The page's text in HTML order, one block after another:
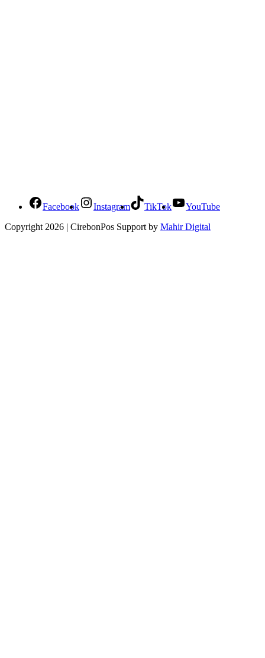
Facebook Instagram TikTok
YouTube
Copyright 2026 | CirebonPos Support by Mahir Digital